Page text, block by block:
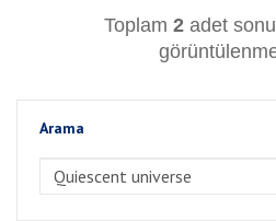
Toplam 2adet
Arama